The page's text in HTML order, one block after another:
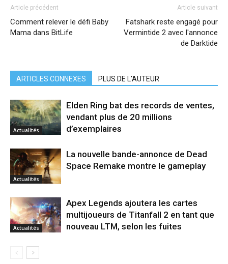
Article précédent
Comment relever le défi Baby
Mama dans BitLife
Article suivant
Fatshark reste engagé pour
Vermintide 2 avec l'annonce
de Darktide
ARTICLES CONNEXES PLUS DE L'AUTEUR
Actualités
Elden Ring bat des records de ventes,
vendant plus de 20 millions
d’exemplaires
Actualités
La nouvelle bande-annonce de Dead
Space Remake montre le gameplay
Actualités
Apex Legends ajoutera les cartes
multijoueurs de Titanfall 2 en tant que
nouveau LTM, selon les fuites